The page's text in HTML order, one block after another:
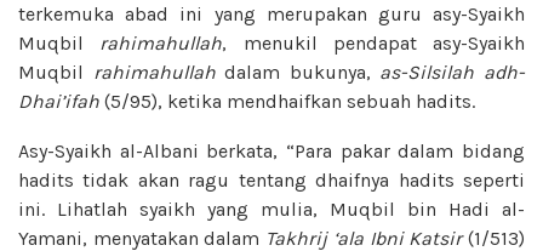
terkemuka abad ini yang merupakan guru asy-Syaikh
Muqbil rahimahullah, menukil pendapat asy-Syaikh
Muqbil
rahimahullahdalam bukunya, as-Silsilah adh-
Dhai’ifah (5/95), ketika mendhaifkan sebuah hadits.
Asy-Syaikh al-Albani berkata, “Para pakar dalam bidang
hadits tidak akan ragu tentang dhaifnya hadits seperti
ini. Lihatlah syaikh yang mulia, Muqbil bin Hadi al-
Yamani, menyatakan dalam Takhrij ‘ala Ibni Katsir(1/513)